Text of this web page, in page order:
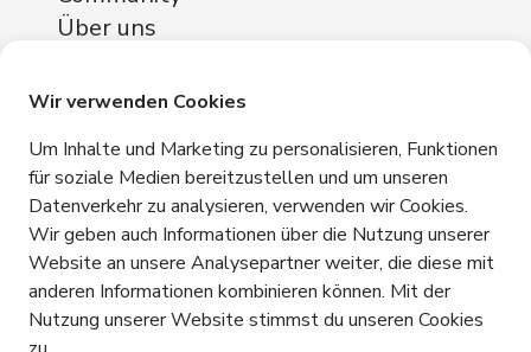
Über uns
iCITY Reinach
Neuhofstrasse 11
4153 Reinach
Kontakt
+41 76 365 81 03
info@icity.swiss
Kontakt aufnehmen
Wir verwenden Cookies
Um Inhalte und Marketing zu personalisieren, Funktionen
für soziale Medien bereitzustellen und um unseren
Datenverkehr zu analysieren, verwenden wir Cookies.
Wir geben auch Informationen über die Nutzung unserer
Website an unsere Analysepartner weiter, die diese mit
anderen Informationen kombinieren können. Mit der
Nutzung unserer Website stimmst du unseren Cookies